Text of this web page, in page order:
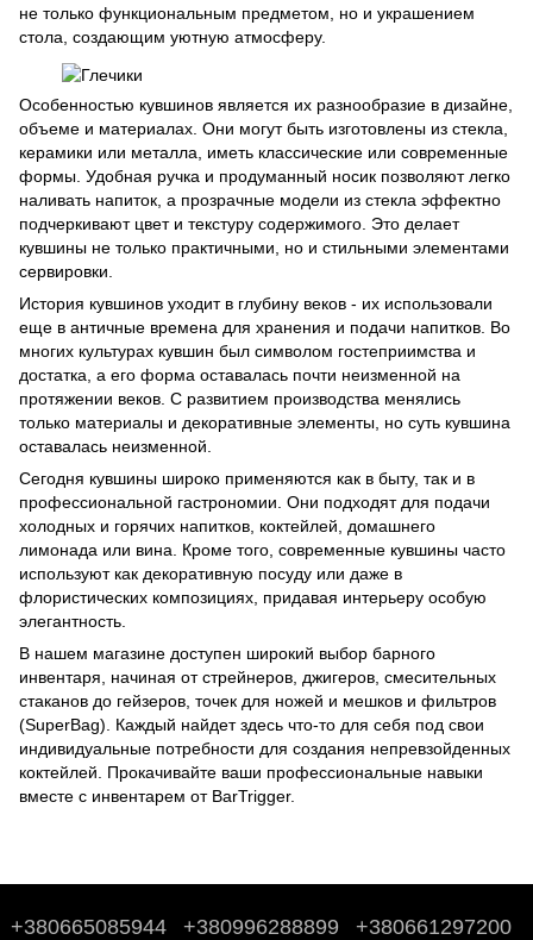
не только функциональным предметом, но и украшением
стола, создающим уютную атмосферу.
Особенностью кувшинов является их разнообразие в дизайне,
объеме и материалах. Они могут быть изготовлены из стекла,
керамики или металла, иметь классические или современные
формы. Удобная ручка и продуманный носик позволяют легко
наливать напиток, а прозрачные модели из стекла эффектно
подчеркивают цвет и текстуру содержимого. Это делает
кувшины не только практичными, но и стильными элементами
сервировки.
История кувшинов уходит в глубину веков - их использовали
еще в античные времена для хранения и подачи напитков. Во
многих культурах кувшин был символом гостеприимства и
достатка, а его форма оставалась почти неизменной на
протяжении веков. С развитием производства менялись
только материалы и декоративные элементы, но суть кувшина
оставалась неизменной.
Сегодня кувшины широко применяются как в быту, так и в
профессиональной гастрономии. Они подходят для подачи
холодных и горячих напитков, коктейлей, домашнего
лимонада или вина. Кроме того, современные кувшины часто
используют как декоративную посуду или даже в
флористических композициях, придавая интерьеру особую
элегантность.
В нашем магазине доступен широкий выбор барного
инвентаря, начиная от стрейнеров, джигеров, смесительных
стаканов до гейзеров точек для ножей и мешков и фильтров
(SuperBag) . Каждый найдет здесь что-то для себя под свои
индивидуальные потребности для создания непревзойденных
коктейлей. Прокачивайте ваши профессиональные навыки
вместе с инвентарем от BarTrigger.
+380665085944 +380996288899 +380661297200